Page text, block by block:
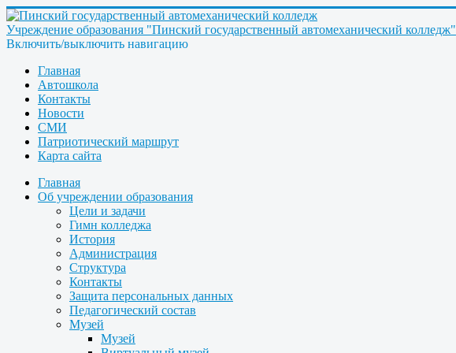
Учреждение образования "Пинский государственный автомеханический колледж"
Включить/выключить навигацию
Главная
Автошкола
Контакты
Новости
СМИ
Патриотический маршрут
Карта сайта
Главная
Об учреждении образования
Цели и задачи
Гимн колледжа
История
Администрация
Структура
Контакты
Защита персональных данных
Педагогический состав
Музей
Музей